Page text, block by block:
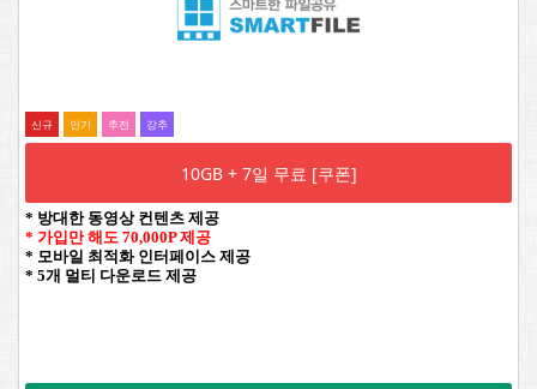
신규 인기 추전 강추
10GB + 7일 무료 [쿠폰]
* 방대한 동영상 컨텐츠 제공
* 가입만 해도 70,000P 제공
* 모바일 최적화 인터페이스 제공
* 5개 멀티 다운로드 제공